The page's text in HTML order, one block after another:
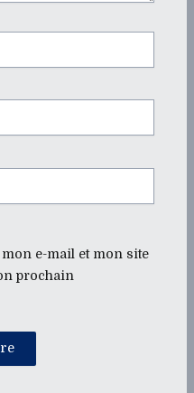
e-mail et mon site
prochain